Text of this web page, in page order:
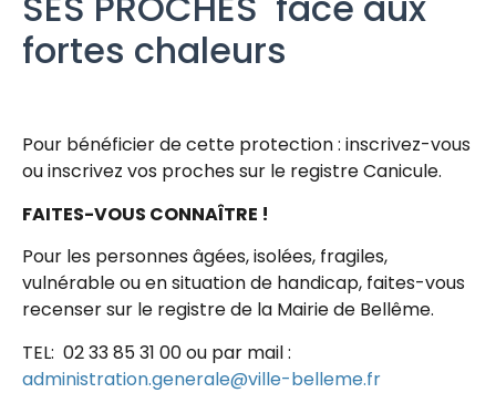
fortes chaleurs
Pour bénéficier de cette protection : inscrivez-vous
ou inscrivez vos proches sur le registre Canicule.
FAITES-VOUS CONNAÎTRE !
Pour les personnes âgées, isolées, fragiles,
vulnérable ou en situation de handicap, faites-vous
recenser sur le registre de la Mairie de Bellême.
TEL: 02 33 85 31 00ou par mail :
administration.generale@ville-belleme.fr